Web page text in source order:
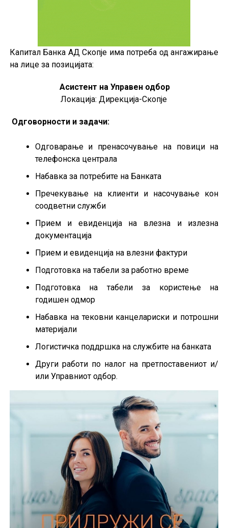
Капитал Банка АД Скопје има потреба од ангажирање
на лице за позицијата:
Асистент на Управен одбор
Локација: Дирекција-Скопје
Одговорности и задачи:
Одговарање и пренасочување на повици на
телефонска централа
Набавка за потребите на Банката
Пречекување на клиенти и насочување кон
соодветни служби
Прием и евиденција на влезна и излезна
документација
Прием и евиденција на влезни фактури
Подготовка на табели за работно време
Подготовка на табели за користење на
годишен одмор
Набавка на тековни канцелариски и потрошни
материјали
Логистичка поддршка на службите на банката
Други работи по налог на претпоставениот и/
или Управниот одбор.